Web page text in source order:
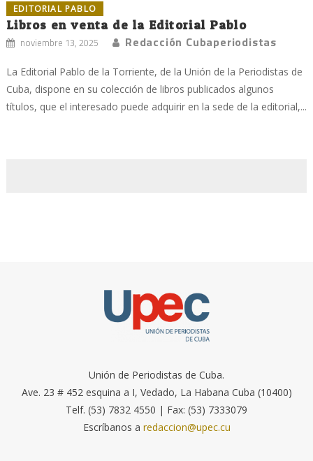
EDITORIAL PABLO
Libros en venta de la Editorial Pablo
noviembre 13, 2025 Redacción Cubaperiodistas
La Editorial Pablo de la Torriente, de la Unión de la Periodistas de
Cuba, dispone en su colección de libros publicados algunos
títulos, que el interesado puede adquirir en la sede de la editorial,...
Unión de Periodistas de Cuba.
Ave. 23 # 452 esquina a I, Vedado, La Habana Cuba (10400)
Telf. (53) 7832 4550 | Fax: (53) 7333079
Escríbanos a redaccion@upec.cu